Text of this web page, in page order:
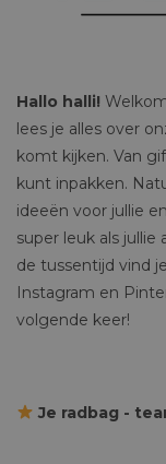
Hallo halli!
lees je alles over
komt kijken. Van
kunt inpakken.
ideeën voor jullie
super leuk als
de tussentijd vind
Instagram en
volgende keer!
Je radbag -